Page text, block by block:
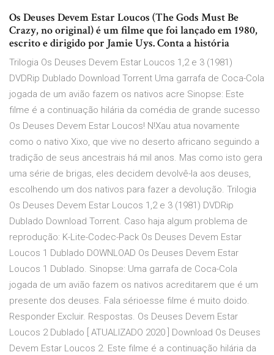
Os Deuses Devem Estar Loucos (The Gods Must Be
Crazy, no original) é um filme que foi lançado em 1980,
escrito e dirigido por Jamie Uys. Conta a história
Trilogia Os Deuses Devem Estar Loucos 1,2 e 3 (1981)
DVDRip Dublado Download Torrent Uma garrafa de Coca-Cola
jogada de um avião fazem os nativos acre Sinopse: Este
filme é a continuação hilária da comédia de grande sucesso
Os Deuses Devem Estar Loucos! N!Xau atua novamente
como o nativo Xixo, que vive no deserto africano seguindo a
tradição de seus ancestrais há mil anos. Mas como isto gera
uma série de brigas, eles decidem devolvê-la aos deuses,
escolhendo um dos nativos para fazer a devolução. Trilogia
Os Deuses Devem Estar Loucos 1,2 e 3 (1981) DVDRip
Dublado Download Torrent. Caso haja algum problema de
reprodução: K-Lite-Codec-Pack Os Deuses Devem Estar
Loucos 1 Dublado DOWNLOAD Os Deuses Devem Estar
Loucos 1 Dublado. Sinopse: Uma garrafa de Coca-Cola
jogada de um avião fazem os nativos acreditarem que é um
presente dos deuses. Fala sérioesse filme é muito doido.
Responder Excluir. Respostas. Os Deuses Devem Estar
Loucos 2 Dublado [ ATUALIZADO 2020 ] Download Os Deuses
Devem Estar Loucos 2. Este filme é a continuação hilária da